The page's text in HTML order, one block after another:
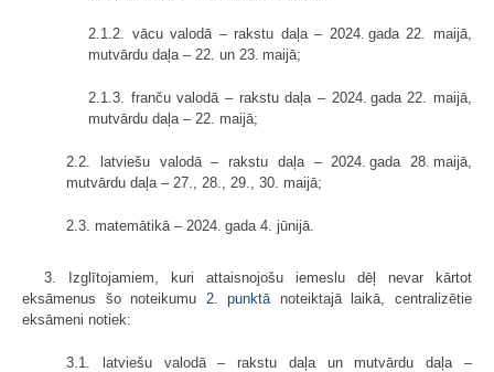
2.1.2. vācu valodā – rakstu daļa – 2024. gada 22. maijā,
mutvārdu daļa – 22. un 23. maijā;
2.1.3. franču valodā – rakstu daļa – 2024. gada 22. maijā,
mutvārdu daļa – 22. maijā;
2.2. latviešu valodā – rakstu daļa – 2024. gada 28. maijā,
mutvārdu daļa – 27., 28., 29., 30. maijā;
2.3. matemātikā – 2024. gada 4. jūnijā.
3. Izglītojamiem, kuri attaisnojošu iemeslu dēļ nevar kārtot
eksāmenus šo noteikumu 2. punktā noteiktajā laikā, centralizētie
eksāmeni notiek:
3.1. latviešu valodā – rakstu daļa un mutvārdu daļa –